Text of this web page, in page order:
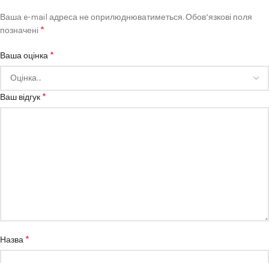
Ваша e-mail адреса не оприлюднюватиметься.Обов’язкові поля
позначені *
Ваша оцінка *
Ваш відгук *
Назва *